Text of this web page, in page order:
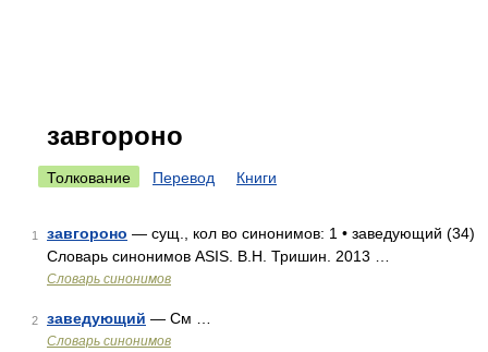
завгороно
Толкование Перевод Книги
1 завгороно — сущ., кол во синонимов: 1 • заведующий (34)
Словарь синонимов ASIS. В.Н. Тришин. 2013 …
Словарь синонимов
2 заведующий — См …
Словарь синонимов